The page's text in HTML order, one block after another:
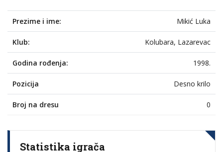
Prezime i ime: Mikić Luka
Klub: Kolubara, Lazarevac
Godina rođenja: 1998.
Pozicija Desno krilo
Broj na dresu 0
Statistika igrača